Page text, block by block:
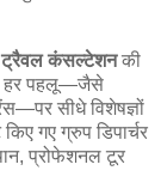
कंसल्टेशनकी
हर पहलू—जैसे
सीधे विशेषज्ञों
गए ग्रुप डिपार्चर
प्रोफेशनल टूर